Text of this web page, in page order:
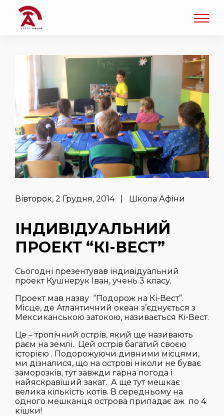
Вівторок, 2 Грудня, 2014 | Школа Афіни
ІНДИВІДУАЛЬНИЙ
ПРОЕКТ “КІ-ВЕСТ”
Сьогодні презентував індивідуальний
проект Кушнерук Іван, учень 3 класу.
Проект мав назву “Подорож на Кі-Вест”.
Місце, де Атлантичний океан з’єднується з
Мексиканською затокою, називається Кі-Вест.
Це – тропічний острів, який ще називають
раєм на землі. Цей острів багатий своєю
історією . Подорожуючи дивними місцями,
ми дізналися, що на острові ніколи не буває
заморозків, тут завжди гарна погода і
найяскравіший закат. А ще тут мешкає
велика кількість котів. В середньому на
одного мешканця острова припадає аж по 4
кішки!